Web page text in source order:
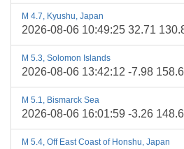
M 4.7, Kyushu, Japan
2026-08-06 10:49:25 32.71
M 5.3, Solomon Islands
2026-08-06 13:42:12 -7.98
M 5.1, Bismarck Sea
2026-08-06 16:01:59 -3.26
M 5.4, Off East Coast of Honshu, Japan